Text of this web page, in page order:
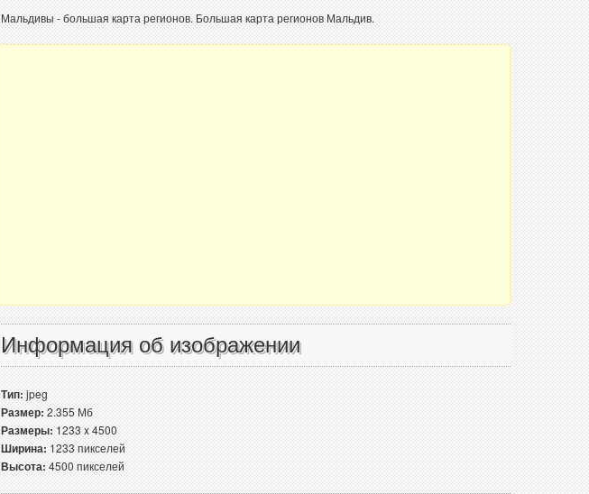
Мальдивы - большая карта регионов. Большая карта регионов Мальдив.
Информация об изображении
Тип:jpeg
Размер:2.355 Мб
Размеры:1233 x 4500
Ширина:1233 пикселей
Высота:4500 пикселей